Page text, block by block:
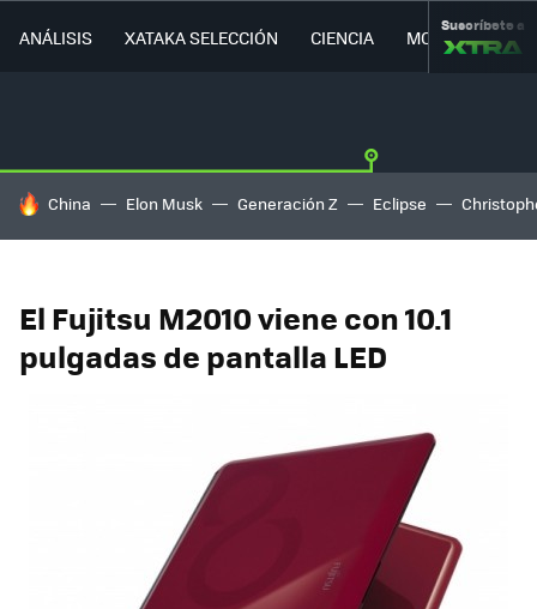
ANÁLISIS XATAKA SELECCIÓN CIENCIA MOVILIDAD
Suscríbete a
HOY SE HABLA DE
China Elon Musk Generación Z Eclipse
El Fujitsu M2010 viene con 10.1
pulgadas de pantalla LED